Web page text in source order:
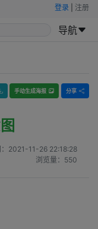
登录 注册
导航
手动生成海报 分享
2021-11-26 22:18:28
浏览量： 550